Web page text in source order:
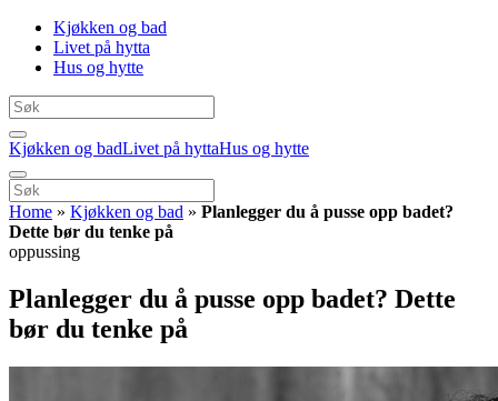
Kjøkken og bad
Livet på hytta
Hus og hytte
Kjøkken og badLivet på hyttaHus og hytte
Home » Kjøkken og bad » Planlegger du å pusse opp badet?
Dette bør du tenke på
oppussing
Planlegger du å pusse opp badet? Dette
bør du tenke på